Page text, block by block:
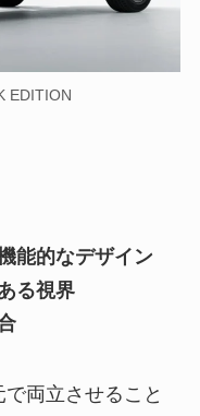
EDITION
能的なデザイン
る視界
両立させること